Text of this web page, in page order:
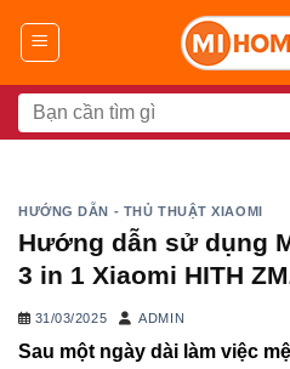
đến
dungSearch
for:
HƯỚNG DẪN - THỦ THUẬT XIAOMI
Hướng dẫn sử dụng
3 in 1 Xiaomi HITH
31/03/2025 ADMIN
Sau một ngày dài làm việc